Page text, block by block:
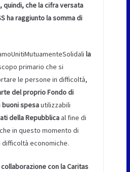
quindi, che la cifra versata
ha raggiunto la somma di
la
primario che si
le persone in difficoltà,
del proprio Fondo di
buoni spesautilizzabili
della Repubblicaal fine di
in questo momento di
economiche.
collaborazione con la Caritas